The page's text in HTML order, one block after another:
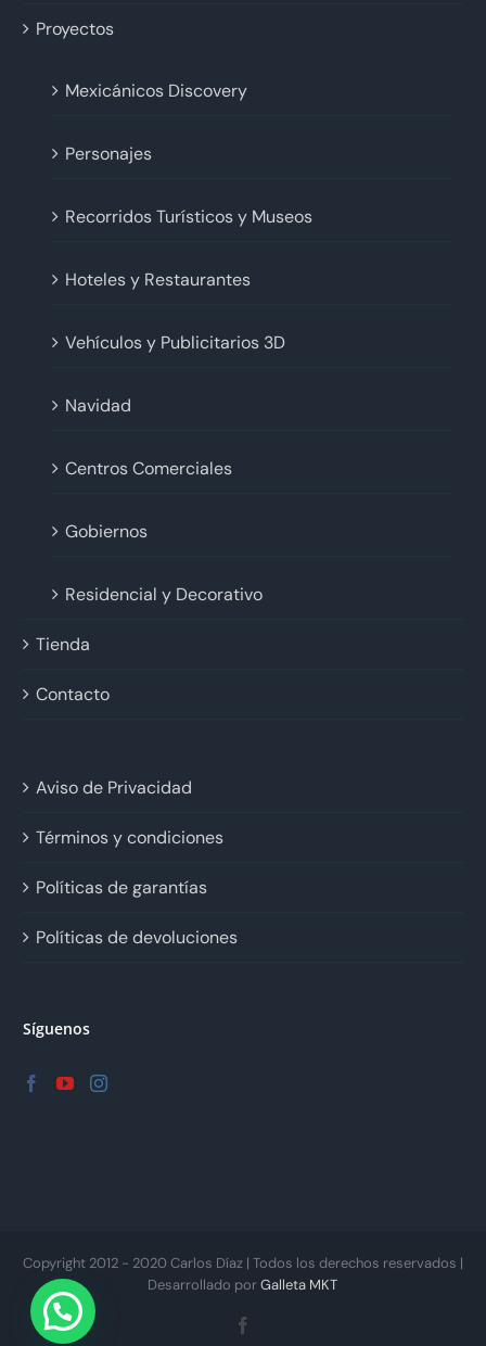
Proyectos
Mexicánicos Discovery
Personajes
Recorridos Turísticos y Museos
Hoteles y Restaurantes
Vehículos y Publicitarios 3D
Navidad
Centros Comerciales
Gobiernos
Residencial y Decorativo
Tienda
Contacto
Aviso de Privacidad
Términos y condiciones
Políticas de garantías
Políticas de devoluciones
Síguenos
Copyright 2012 - 2020 Carlos Díaz | Todos los derechos reservados |
Desarrollado porGalleta MKT